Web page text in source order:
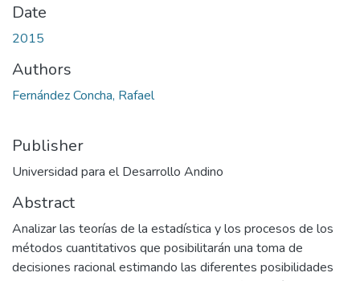
Date
2015
Authors
Fernández Concha, Rafael
Publisher
Universidad para el Desarrollo Andino
Abstract
Analizar las teorías de la estadística y los procesos de los
métodos cuantitativos que posibilitarán una toma de
decisiones racional estimando las diferentes posibilidades